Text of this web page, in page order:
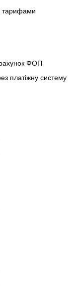
тарифами
ФОП
платіжну систему